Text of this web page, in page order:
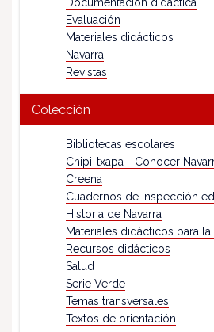
Evaluación
Materiales didácticos
Navarra
Revistas
Colección
Bibliotecas escolares
Chipi-txapa - Conocer
Creena
Cuadernos de inspección
Historia de Navarra
Materiales didácticos para la
Recursos didácticos
Salud
Serie Verde
Temas transversales
Textos de orientación